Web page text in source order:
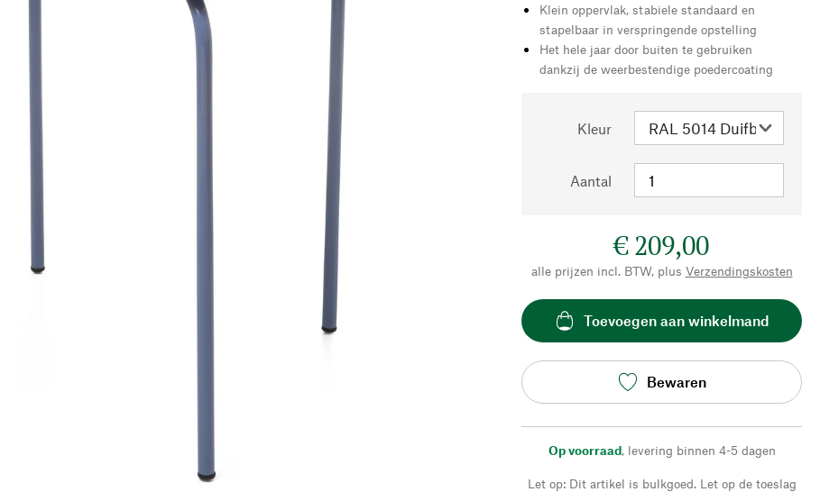
Klein oppervlak, stabiele standaard en
stapelbaar in verspringende opstelling
Het hele jaar door buiten te gebruiken
dankzij de weerbestendige poedercoating
Kleur
Aantal
€ 209,00
alle prijzen incl. BTW, plus Verzendingskosten
Toevoegen aan winkelmand
Bewaren
Op voorraad, levering binnen 4-5 dagen
Let op: Dit artikel is bulkgoed. Let op de toeslag